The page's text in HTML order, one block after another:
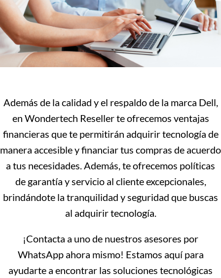
Además de la calidad y el respaldo de la marca Dell,
en Wondertech Reseller te ofrecemos ventajas
financieras que te permitirán adquirir tecnología de
manera accesible y financiar tus compras de acuerdo
a tus necesidades. Además, te ofrecemos políticas
de garantía y servicio al cliente excepcionales,
brindándote la tranquilidad y seguridad que buscas
al adquirir tecnología.
¡Contacta a uno de nuestros asesores por
WhatsApp ahora mismo! Estamos aquí para
ayudarte a encontrar las soluciones tecnológicas